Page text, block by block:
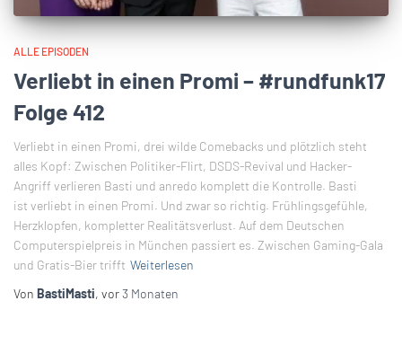
ALLE EPISODEN
Verliebt in einen Promi – #rundfunk17
Folge 412
Verliebt in einen Promi, drei wilde Comebacks und plötzlich steht
alles Kopf: Zwischen Politiker-Flirt, DSDS-Revival und Hacker-
Angriff verlieren Basti und anredo komplett die Kontrolle. Basti
ist verliebt in einen Promi. Und zwar so richtig. Frühlingsgefühle,
Herzklopfen, kompletter Realitätsverlust. Auf dem Deutschen
Computerspielpreis in München passiert es. Zwischen Gaming-Gala
und Gratis-Bier trifft Weiterlesen
Von BastiMasti, vor3 Monaten